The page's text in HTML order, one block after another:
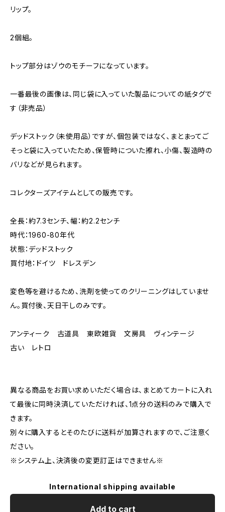
リップ。
2個組。
トップ部分はゾウのモチーフになっています。
一番最後の画像は、同じ袋に入っていた製品についての紙タグで
す（非売品）
デッドストック（未使用品）ですが、個包装ではなく、まとまってご
そっと袋に入っていたため、保管時についた擦れ、小傷、製造時の
バリなどが見られます。
コレクターズアイテムとしての販売です。
全長：約7.3センチ、幅：約2.2センチ
時代：1960-80年代
状態：デッドストック
買付地：ドイツ ドレスデン
変色等を避けるため、洗剤を使ってのクリーニングはしていませ
ん。買付後、天日干しのみです。
アンティーク 古道具 東欧雑貨 文房具 ヴィンテージ
古い レトロ
異なる商品をお買い求めいただく場合は、まとめてカートに入れ
て最後に同時決済していただければ、1点分の送料のみで購入で
きます。
別々に購入するとそのたびに送料が加算されますので、ご注意く
ださい。
※システム上、決済後の変更訂正はできません※
International shipping available
Add to cart